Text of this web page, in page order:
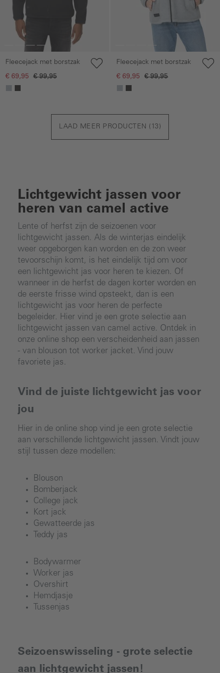
Fleecejack met borstzak
€ 69,95 € 99,95
Fleecejack met borstzak
€ 69,95 € 99,95
LAAD MEER PRODUCTEN ( 13 )
Lichtgewicht jassen voor
heren van camel active
Lente of herfst zijn de seizoenen voor
lichtgewicht jassen. Als de winterjas eindelijk
weer opgeborgen kan worden en de zon weer
tevoorschijn komt, is het eindelijk tijd om voor
een lichtgewicht jas voor heren te kiezen. Of
wanneer in de herfst de dagen korter worden en
de eerste frisse wind opsteekt, dan is een
lichtgewicht jas voor heren de perfecte
begeleider. Hier vind je een grote selectie aan
lichtgewicht jassen van camel active. Ontdek in
onze online shop een verscheidenheid aan jassen
- van blouson tot worker jacket. Vind jouw
favoriete jas.
Vind de juiste lichtgewicht jas voor
jou
Hier in de online shop vind je een grote selectie
aan verschillende lichtgewicht jassen. Vindt jouw
stijl tussen deze modellen:
Blouson
Bomberjack
College jack
Kort jack
Gewatteerde jas
Teddy jas
Bodywarmer
Worker jas
Overshirt
Hemdjasje
Tussenjas
Seizoenswisseling - grote selectie
aan lichtgewicht jassen!